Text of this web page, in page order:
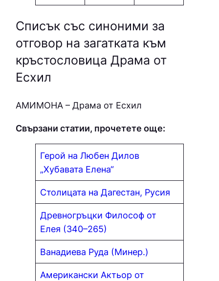
Списък със синоними за
отговор на загатката към
кръстословица Драма от
Есхил
AМИМOНA – Драма от Есхил
Свързани статии, прочетете още:
Герой на Любен Дилов
„Хубавата Елена“
Столицата на Дагестан, Русия
Древногръцки Философ от
Елея (340–265)
Ванадиева Руда (Минер.)
Американски Актьор от